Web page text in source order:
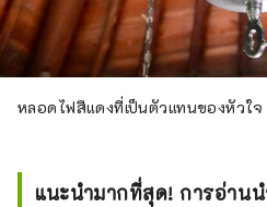
หลอดไฟสีแดงที่เป็นตัวแทนของหัวใ
แนะนำมากที่สุด! การอ่าน